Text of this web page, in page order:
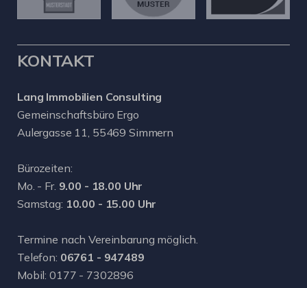
KONTAKT
Lang Immobilien Consulting
Gemeinschaftsbüro Ergo
Aulergasse 11, 55469 Simmern
Bürozeiten:
Mo. - Fr. 9.00 - 18.00 Uhr
Samstag: 10.00 - 15.00 Uhr
Termine nach Vereinbarung möglich.
Telefon: 06761 - 947489
Mobil: 0177 - 7302896